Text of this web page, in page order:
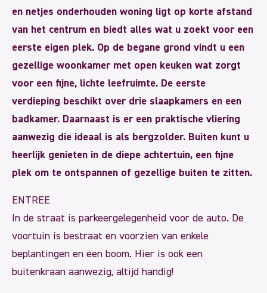
en netjes onderhouden woning ligt op korte afstand
van het centrum en biedt alles wat u zoekt voor een
eerste eigen plek. Op de begane grond vindt u een
gezellige woonkamer met open keuken wat zorgt
voor een fijne, lichte leefruimte. De eerste
verdieping beschikt over drie slaapkamers en een
badkamer. Daarnaast is er een praktische vliering
aanwezig die ideaal is als bergzolder. Buiten kunt u
heerlijk genieten in de diepe achtertuin, een fijne
plek om te ontspannen of gezellige buiten te zitten.
ENTREE
In de straat is parkeergelegenheid voor de auto. De
voortuin is bestraat en voorzien van enkele
beplantingen en een boom. Hier is ook een
buitenkraan aanwezig, altijd handig!